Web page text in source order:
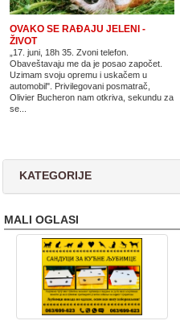
OVAKO SE RAĐAJU JELENI -
ŽIVOT
„17. juni, 18h 35. Zvoni telefon.
Obaveštavaju me da je posao započet.
Uzimam svoju opremu i uskačem u
automobil". Privilegovani posmatrač,
Olivier Bucheron nam otkriva, sekundu za
se...
KATEGORIJE
MALI OGLASI